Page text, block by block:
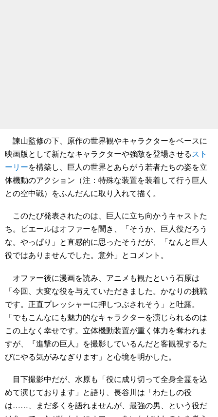
諫山監修の下、原作の世界観やキャラクターをベースに
映画版として新たなキャラクターや強敵を登場させるスト
ーリーを構築し、巨人の世界とあらがう若者たちの姿を立
体機動のアクション（注：特殊な装置を装着して行う巨人
との空中戦）をふんだんに取り入れて描く。
このたび発表されたのは、巨人に立ち向かうキャストた
ち。ピエールはオファーを聞き、「そうか、巨人役だろう
な。やっぱり」と直感的に思ったそうだが、「なんと巨人
役ではありませんでした。意外」とコメント。
オファー後に漫画を読み、アニメも観たという石原は
「今回、大変な役を与えていただきました。かなりの挑戦
です。正直プレッシャーに押しつぶされそう」と吐露。
「でもこんなにも魅力的なキャラクターを演じられるのは
この上なく幸せです。立体機動装置が重く体力を奪われま
すが、『進撃の巨人』を撮影しているんだと客観視するた
びにやる気がみなぎります」と心境を明かした。
目下撮影中だが、水原も「役に成り切って全身全霊を込
めて演じております」と語り、長谷川は「わたしの役
は……、まだ多くを語れませんが、最強の男、という役だ